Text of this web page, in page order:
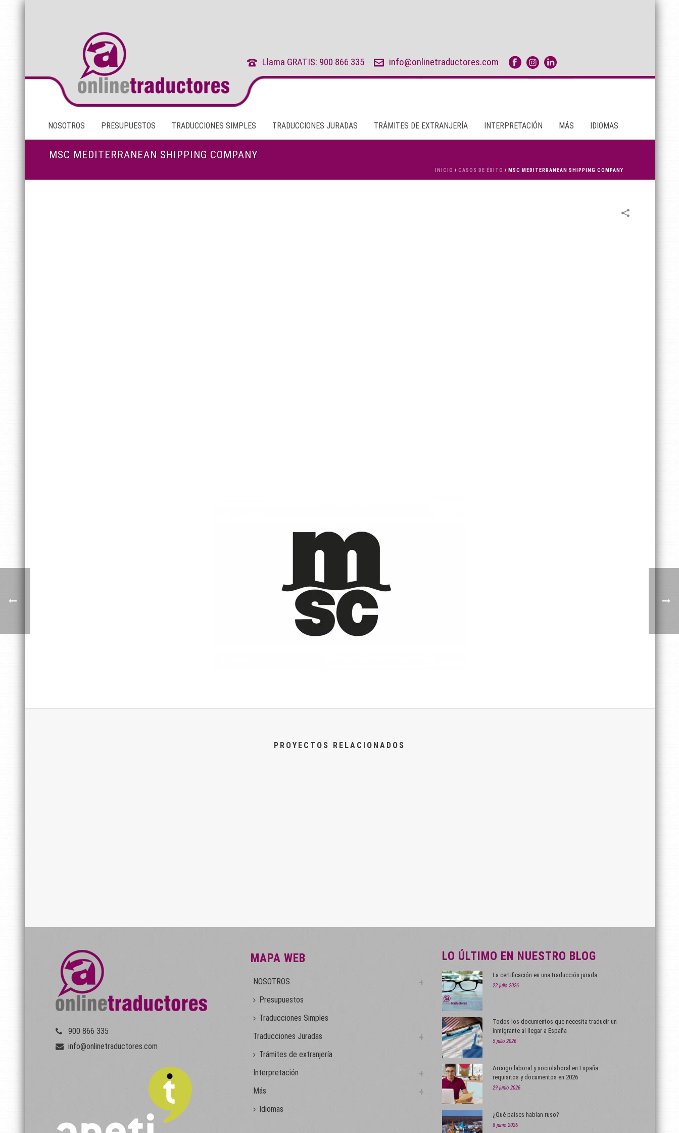
Llama GRATIS: 900 866 335 info@onlinetraductores.com
NOSOTROS PRESUPUESTOS TRADUCCIONES SIMPLES TRADUCCIONES JURADAS TRÁMITES DE EXTRANJERÍA INTERPRETACIÓN MÁS IDIOMAS
MSC MEDITERRANEAN SHIPPING COMPANY
INICIO / CASOS DE ÉXITO / MSC MEDITERRANEAN SHIPPING COMPANY
PROYECTOS RELACIONADOS
900 866 335
info@onlinetraductores.com
MAPA WEB
NOSOTROS
Presupuestos
Traducciones Simples
Traducciones Juradas
Trámites de extranjería
Interpretación
Más
Idiomas
LO ÚLTIMO EN NUESTRO BLOG
La certificación en una traducción jurada
22 julio 2026
Todos los documentos que necesita traducir un
inmigrante al llegar a España
5 julio 2026
Arraigo laboral y sociolaboral en España:
requisitos y documentos en 2026
29 junio 2026
¿Qué países hablan ruso?
8 junio 2026